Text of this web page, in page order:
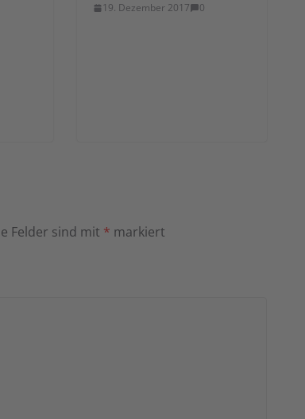
19. Dezember 2017 0
Felder sind mit * markiert